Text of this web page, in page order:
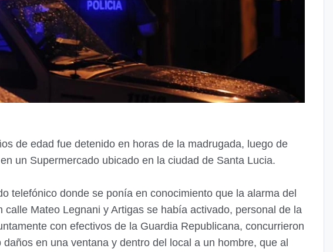
de edad fue detenido en horas de la madrugada, luego de
un Supermercado ubicado en la ciudad de Santa Lucia.
telefónico donde se ponía en conocimiento que la alarma del
calle Mateo Legnani y Artigas se había activado, personal de la
con efectivos de la Guardia Republicana, concurrieron
en una ventana y dentro del local a un hombre, que al